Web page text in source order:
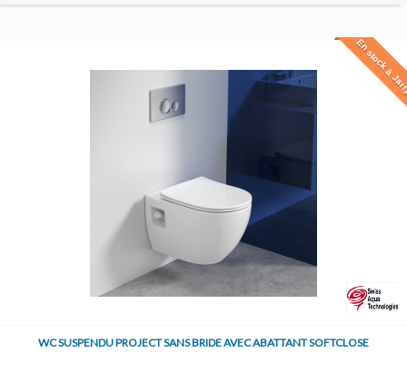
En stock à
WC SUSPENDU PROJECT SANS BRIDE AVEC ABATTANT SOFTCLOSE